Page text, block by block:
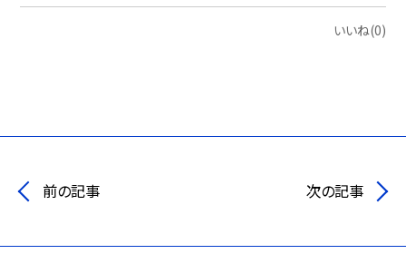
いいね(0)
前の記事 次の記事